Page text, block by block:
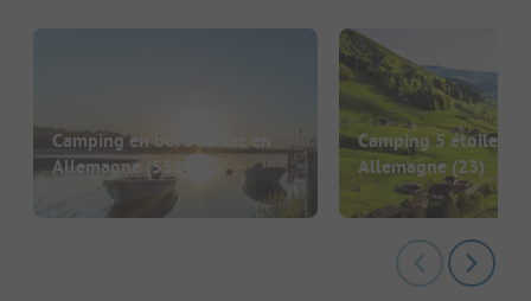
Camping en bord de lac en
Allemagne (551)
Camping 5 étoiles en
Allemagne (23)